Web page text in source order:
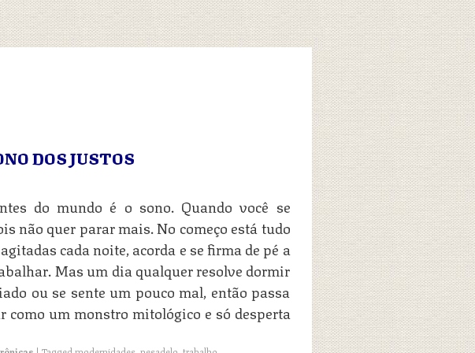
DOS JUSTOS
do mundo é o sono. Quando você se
não quer parar mais. No começo está tudo
cada noite, acorda e se firma de pé a
Mas um dia qualquer resolve dormir
ou se sente um pouco mal, então passa
como um monstro mitológico e só desperta